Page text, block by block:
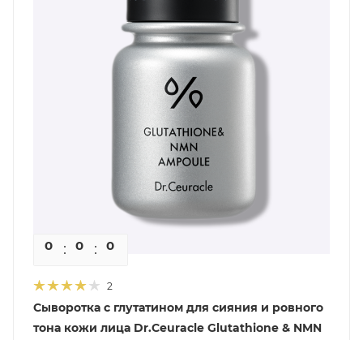
0 0 0
2
Сыворотка с глутатином для сияния и ровного
тона кожи лица Dr.Ceuracle Glutathione & NMN